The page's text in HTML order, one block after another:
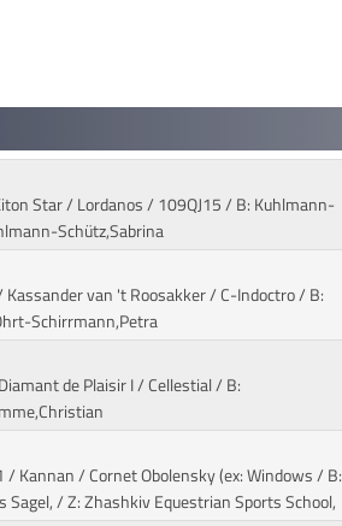
Star / Lordanos/ 109QJ15 / B: Kuhlmann-
Schütz,Sabrina
van 't Roosakker / C-Indoctro/ B:
Schirrmann,Petra
de Plaisir I / Cellestial/ B:
Kannan / Cornet Obolensky (ex: Windows/ B:
Sagel, / Z: Zhashkiv Equestrian Sports School,